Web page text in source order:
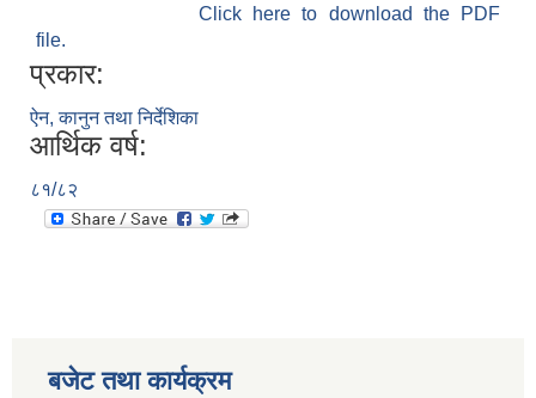
Click here to download the PDF
file.
प्रकार:
ऐन, कानुन तथा निर्देशिका
आर्थिक वर्ष:
८१/८२
बजेट तथा कार्यक्रम